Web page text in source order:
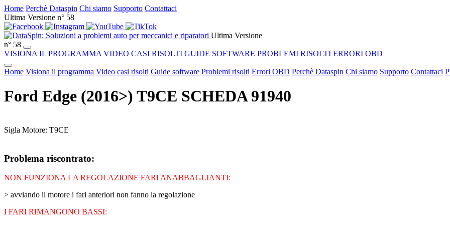
Home Perchè Dataspin Chi siamo Supporto Contattaci
Ultima Versione n° 58
Ultima Versione
n° 58
VISIONA IL PROGRAMMA VIDEO CASI RISOLTI GUIDE SOFTWARE PROBLEMI RISOLTI ERRORI OBD
Home Visiona il programma Video casi risolti Guide software Problemi risolti Errori OBD Perchè Dataspin Chi siamo Supporto Contattaci
Ford Edge (2016>) T9CE SCHEDA 91940
Sigla Motore: T9CE
Problema riscontrato:
NON FUNZIONA LA REGOLAZIONE FARI ANABBAGLIANTI:
> avviando il motore i fari anteriori non fanno la regolazione
I FARI RIMANGONO BASSI: